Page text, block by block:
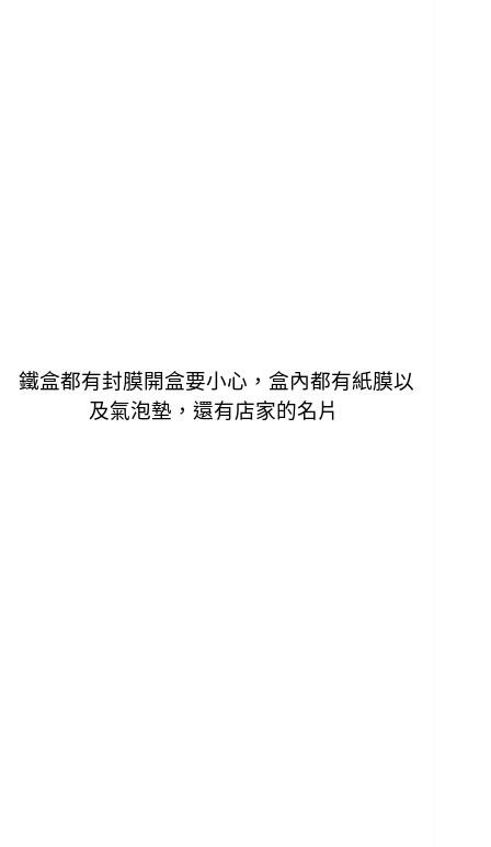
鐵盒都有封膜開盒要小心，盒內都有紙膜以
及氣泡墊，還有店家的名片